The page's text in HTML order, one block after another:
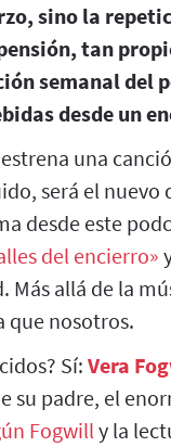
sino la
tan
semanal del
desde un
estrena una
será el nuevo
desde este
del encierro»
allá de la
que nosotros.
Sí: Vera
su padre, el
Fogwill y la